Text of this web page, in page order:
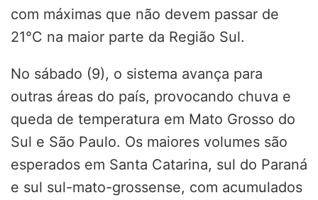
com máximas que não devem passar de
21°C na maior parte da Região Sul.
No sábado (9), o sistema avança para
outras áreas do país, provocando chuva e
queda de temperatura em Mato Grosso do
Sul e São Paulo. Os maiores volumes são
esperados em Santa Catarina, sul do Paraná
e sul sul-mato-grossense, com acumulados